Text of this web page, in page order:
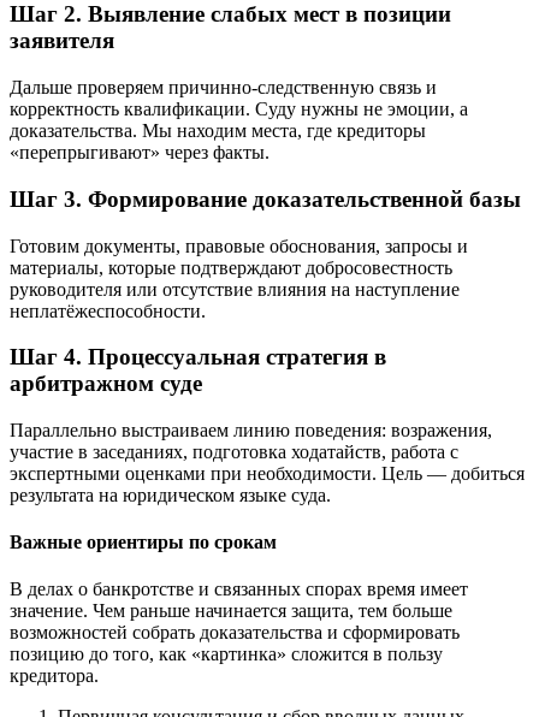
Шаг 2. Выявление слабых мест в позиции
заявителя
Дальше проверяем причинно-следственную связь и
корректность квалификации. Суду нужны не эмоции, а
доказательства. Мы находим места, где кредиторы
«перепрыгивают» через факты.
Шаг 3. Формирование доказательственной базы
Готовим документы, правовые обоснования, запросы и
материалы, которые подтверждают добросовестность
руководителя или отсутствие влияния на наступление
неплатёжеспособности.
Шаг 4. Процессуальная стратегия в
арбитражном суде
Параллельно выстраиваем линию поведения: возражения,
участие в заседаниях, подготовка ходатайств, работа с
экспертными оценками при необходимости. Цель — добиться
результата на юридическом языке суда.
Важные ориентиры по срокам
В делах о банкротстве и связанных спорах время имеет
значение. Чем раньше начинается защита, тем больше
возможностей собрать доказательства и сформировать
позицию до того, как «картинка» сложится в пользу
кредитора.